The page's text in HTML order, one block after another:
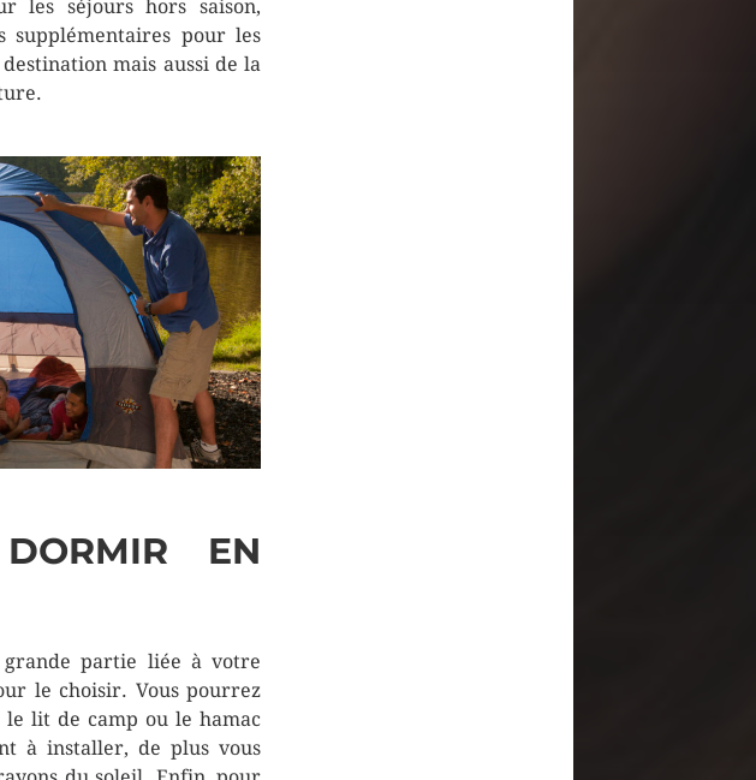
les séjours hors saison,
supplémentaires pour les
mais aussi de la
EN
partie liée à votre
le choisir. Vous pourrez
lit de camp ou le hamac
à installer, de plus vous